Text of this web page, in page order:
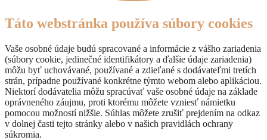
Táto webstránka používa súbory cookies
Vaše osobné údaje budú spracované a informácie z vášho zariadenia
(súbory cookie, jedinečné identifikátory a ďalšie údaje zariadenia)
môžu byť uchovávané, používané a zdieľané s dodávateľmi tretích
strán, prípadne používané konkrétne týmto webom alebo aplikáciou.
Niektorí dodávatelia môžu spracúvať vaše osobné údaje na základe
oprávneného záujmu, proti ktorému môžete vzniesť námietku
pomocou možností nižšie. Súhlas môžete zrušiť prejdením na odkaz
v dolnej časti tejto stránky alebo v našich pravidlách ochrany
súkromia.